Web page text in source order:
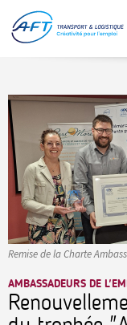
contenu
principal
Remise de la Charte
AMBASSADEURS DE